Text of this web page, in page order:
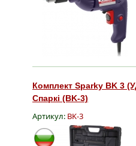
Комплект Sparky BK 3
Спаркі (BK-3)
Артикул: BK-3